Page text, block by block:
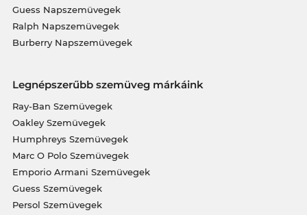
Guess Napszemüvegek
Ralph Napszemüvegek
Burberry Napszemüvegek
Legnépszerűbb szemüveg márkáink
Ray-Ban Szemüvegek
Oakley Szemüvegek
Humphreys Szemüvegek
Marc O Polo Szemüvegek
Emporio Armani Szemüvegek
Guess Szemüvegek
Persol Szemüvegek